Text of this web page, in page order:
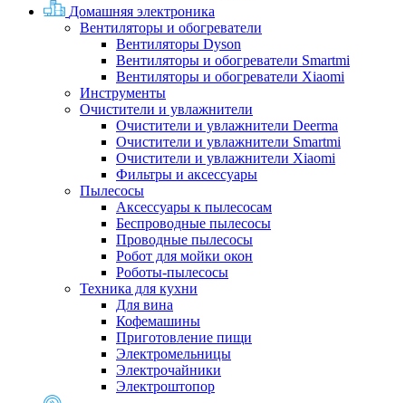
Домашняя электроника
Вентиляторы и обогреватели
Вентиляторы Dyson
Вентиляторы и обогреватели Smartmi
Вентиляторы и обогреватели Xiaomi
Инструменты
Очистители и увлажнители
Очистители и увлажнители Deerma
Очистители и увлажнители Smartmi
Очистители и увлажнители Xiaomi
Фильтры и аксессуары
Пылесосы
Аксессуары к пылесосам
Беспроводные пылесосы
Проводные пылесосы
Робот для мойки окон
Роботы-пылесосы
Техника для кухни
Для вина
Кофемашины
Приготовление пищи
Электромельницы
Электрочайники
Электроштопор